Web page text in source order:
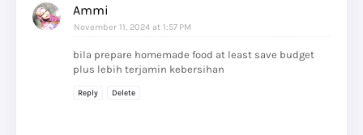
Ammi
November 11, 2024 at 1:57 PM
bila prepare homemade food at least save budget
plus lebih terjamin kebersihan
Reply Delete